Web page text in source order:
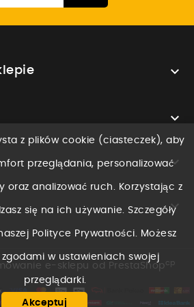




z plików cookie (ciasteczek), aby
przeglądania, personalizować
oraz analizować ruch. Korzystając z
się na ich używanie. Szczegóły
Polityce Prywatności. Możesz
zgodami w ustawieniach swojej
przeglądarki.
Akceptuj
e-sklepu od PrestaShop cp